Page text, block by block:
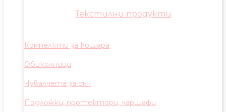
Текстилни продукти
Компелкти за кошара
Обиколници
Чувалчета за сън
Подложки, протектори, чаршафи